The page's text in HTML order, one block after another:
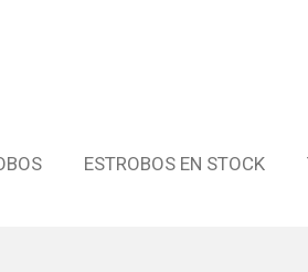
ESTROBOS EN STOCK